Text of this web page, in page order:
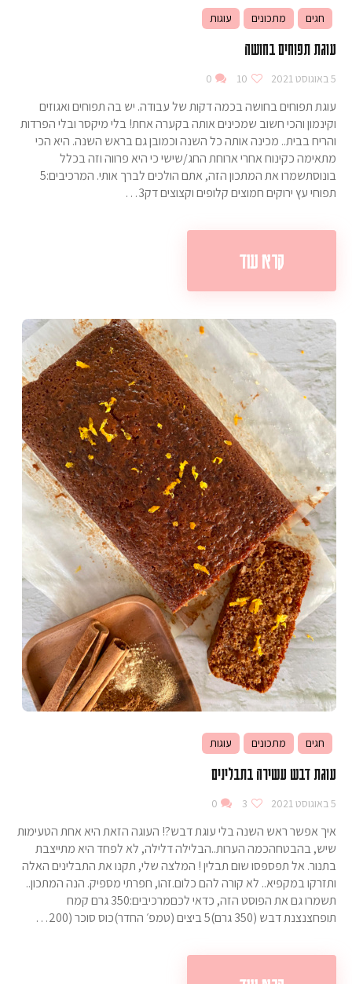
חגים מתכונים עוגות
עוגת תפוחים בחושה
5 באוגוסט 2021 10
0
עוגת תפוחים בחושה בכמה דקות של עבודה. יש בה תפוחים ואגוזים
וקינמון והכי חשוב שמכינים אותה בקערה אחת! בלי מיקסר ובלי הפרדות
והריח בבית.. מכינה אותה כל השנה וכמובן גם בראש השנה. היא הכי
מתאימה כקינוח אחרי ארוחת החג/שישי כי היא פרווה וזה בכלל
בונוסתשמרו את המתכון הזה, אתם הולכים לברך אותי. המרכיבים:5
תפוחי עץ ירוקים חמוצים קלופים וקצוצים דק3…
קרא עוד
חגים מתכונים עוגות
עוגת דבש עשירה בתבלינים
5 באוגוסט 2021 3
0
איך אפשר ראש השנה בלי עוגת דבש?! העוגה הזאת היא אחת הטעימות
שיש, בהבטחהכמה הערות..הבלילה דלילה, לא לפחד היא מתייצבת
בתנור. אל תפספסו שום תבלין ! המלצה שלי, תקנו את התבלינים האלה
ותזרקו במקפיא.. לא קורה להם כלום.זהו, חפרתי מספיק. הנה המתכון..
תשמרו גם את הפוסט הזה, כדאי לכםמרכיבים:350 גרם קמח
תופחצנצנת דבש (350 גרם)5 ביצים (טמפ׳ החדר)כוס סוכר (200…